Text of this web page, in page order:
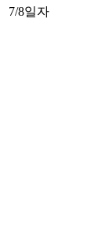
7/8일자